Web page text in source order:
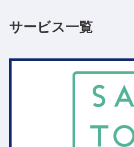
サービス一覧